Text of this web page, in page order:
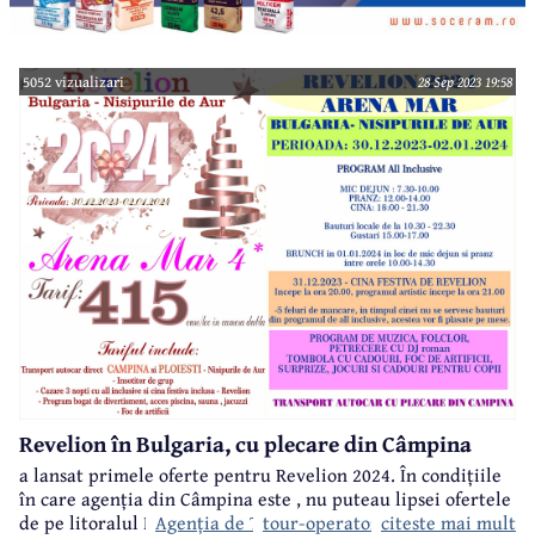
5052 vizualizari 28 Sep 2023 19:58
Revelion în Bulgaria, cu plecare din Câmpina
Agenția de Turism Teron Intertur Câmpina
a lansat primele oferte pentru Revelion 2024. În condițiile
în care agenția din Câmpina este
tour-operator pentru Bulgaria
, nu puteau lipsei ofertele
de pe litoralul Mării Negre din Bulgaria.
citeste mai mult